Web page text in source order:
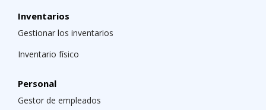
Inventarios
Gestionar los inventarios
Inventario físico
Personal
Gestor de empleados